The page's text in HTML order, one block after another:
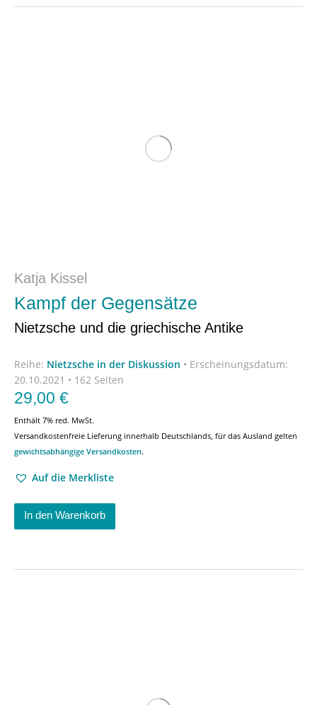
Katja Kissel
Kampf der Gegensätze
Nietzsche und die griechische Antike
Reihe: Nietzsche in der Diskussion • Erscheinungsdatum:
20.10.2021 • 162 Seiten
29,00 €
Enthält 7% red. MwSt.
Versandkostenfreie Lieferung innerhalb Deutschlands, für das Ausland gelten
gewichtsabhängige Versandkosten.
Auf die Merkliste
In den Warenkorb